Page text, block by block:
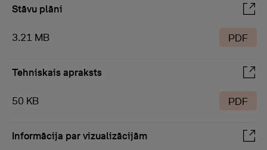
Stāvu plāni
3.21 MB PDF
Tehniskais apraksts
50 KB PDF
Informācija par vizualizācijām